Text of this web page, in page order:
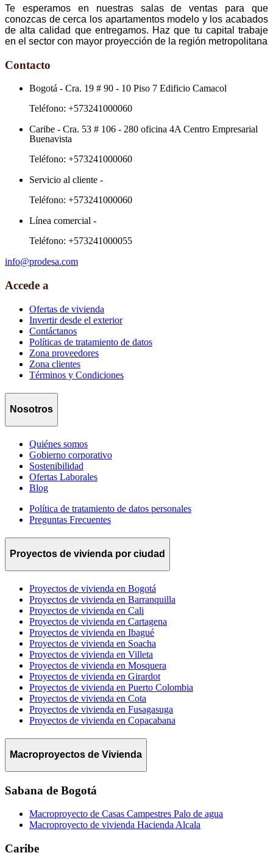
Te esperamos en nuestras salas de ventas para que
conozcas de cerca los apartamentos modelo y los acabados
de alta calidad que entregamos. Haz que tu capital trabaje
en el sector con mayor proyección de la región metropolitana
Contacto
Bogotá - Cra. 19 # 90 - 10 Piso 7 Edificio Camacol
Teléfono: +573241000060
Caribe - Cra. 53 # 106 - 280 oficina 4A Centro Empresarial
Buenavista
Teléfono: +573241000060
Servicio al cliente -
Teléfono: +573241000060
Línea comercial -
Teléfono: +573241000055
info@prodesa.com
Accede a
Ofertas de vivienda
Invertir desde el exterior
Contáctanos
Políticas de tratamiento de datos
Zona proveedores
Zona clientes
Términos y Condiciones
Nosotros
Quiénes somos
Gobierno corporativo
Sostenibilidad
Ofertas Laborales
Blog
Política de tratamiento de datos personales
Preguntas Frecuentes
Proyectos de vivienda por ciudad
Proyectos de vivienda en Bogotá
Proyectos de vivienda en Barranquilla
Proyectos de vivienda en Cali
Proyectos de vivienda en Cartagena
Proyectos de vivienda en Ibagué
Proyectos de vivienda en Soacha
Proyectos de vivienda en Villeta
Proyectos de vivienda en Mosquera
Proyectos de vivienda en Girardot
Proyectos de vivienda en Puerto Colombia
Proyectos de vivienda en Cota
Proyectos de vivienda en Fusagasuga
Proyectos de vivienda en Copacabana
Macroproyectos de Vivienda
Sabana de Bogotá
Macroproyecto de Casas Campestres Palo de agua
Macroproyecto de vivienda Hacienda Alcala
Caribe